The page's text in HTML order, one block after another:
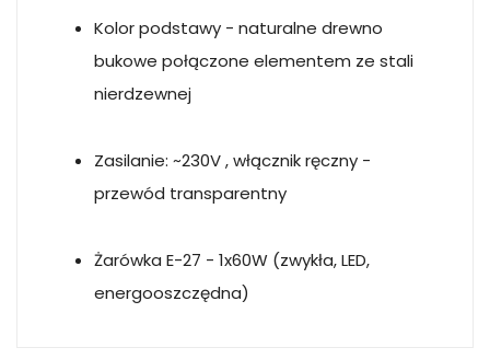
Kolor podstawy - naturalne drewno
bukowe połączone elementem ze stali
nierdzewnej
Zasilanie: ~230V , włącznik ręczny -
przewód transparentny
Żarówka E-27 - 1x60W (zwykła, LED,
energooszczędna)